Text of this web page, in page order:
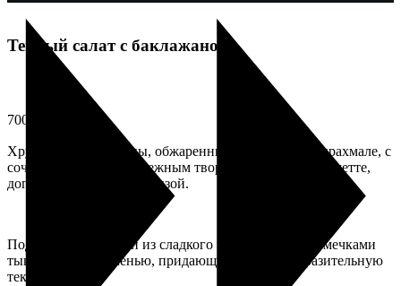
Теплый салат с баклажаном
700
Хрустящие баклажаны, обжаренные в кукурузном крахмале, с
сочными томатами и нежным творожным сыром креметте,
дополненные свежей кинзой.
Подаётся с заправкой из сладкого чили, украшен семечками
тыквы и микрозеленью, придающими блюду выразительную
текстуру.